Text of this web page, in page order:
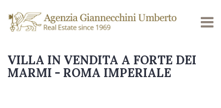
VILLA IN VENDITA A FORTE DEI
MARMI - ROMA IMPERIALE